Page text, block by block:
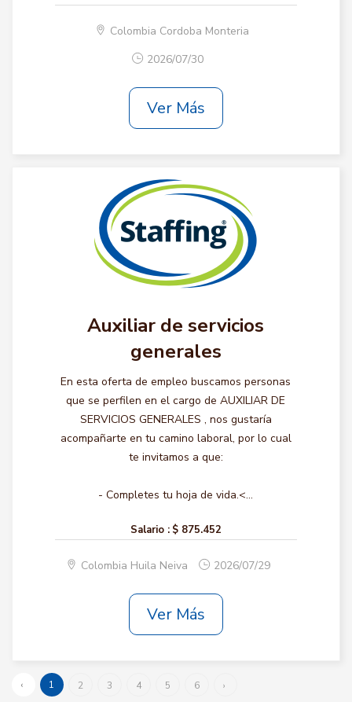
Colombia Cordoba Monteria
2026/07/30
Ver Más
Auxiliar de servicios
generales
En esta oferta de empleo buscamos personas
que se perfilen en el cargo de AUXILIAR DE
SERVICIOS GENERALES , nos gustaría
acompañarte en tu camino laboral, por lo cual
te invitamos a que:
- Completes tu hoja de vida.<...
Salario : $ 875.452
Colombia Huila Neiva 2026/07/29
Ver Más
‹ 1 2 3 4 5 6 ›